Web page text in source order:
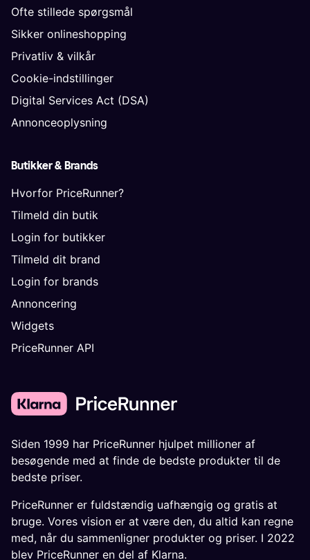
Ofte stillede spørgsmål
Sikker onlineshopping
Privatliv & vilkår
Cookie-indstillinger
Digital Services Act (DSA)
Annonceoplysning
Butikker & Brands
Hvorfor PriceRunner?
Tilmeld din butik
Login for butikker
Tilmeld dit brand
Login for brands
Annoncering
Widgets
PriceRunner API
Siden 1999 har PriceRunner hjulpet millioner af
besøgende med at finde de bedste produkter til de
bedste priser.
PriceRunner er fuldstændig uafhængig og gratis at
bruge. Vores vision er at være den, du altid kan regne
med, når du sammenligner produkter og priser. I 2022
blev PriceRunner en del af Klarna.